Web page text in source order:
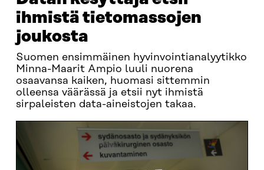
ihmistä tietomassojen
joukosta
Suomen ensimmäinen hyvinvointianalyytikko
Minna-Maarit Ampio luuli nuorena
osaavansa kaiken, huomasi sittemmin
olleensa väärässä ja etsii nyt ihmistä
sirpaleisten data-aineistojen takaa.